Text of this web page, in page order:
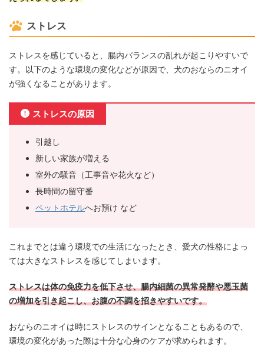
ストレス
ストレスを感じていると、腸内バランスの乱れが起こりやすいで
す。以下のような環境の変化などが原因で、犬のおならのニオイ
が強くなることがあります。
ストレスの原因
引越し
新しい家族が増える
室外の騒音（工事音や花火など）
長時間の留守番
ペットホテルへお預け など
これまでとは違う環境での生活になったとき、愛犬の性格によっ
ては大きなストレスを感じてしまいます。
ストレスは体の免疫力を低下させ、腸内細菌の異常発酵や悪玉菌
の増加を引き起こし、お腹の不調を招きやすいです。
おならのニオイは時にストレスのサインとなることもあるので、
環境の変化があった際は十分な心身のケアが求められます。